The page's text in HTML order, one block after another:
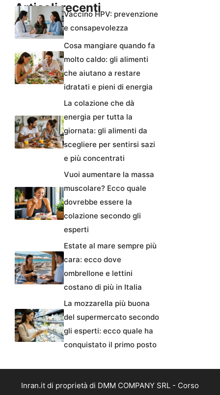
Articoli recentiVaccino HPV: prevenzione
e consapevolezza
Cosa mangiare quando fa
molto caldo: gli alimenti
che aiutano a restare
idratati e pieni di energia
La colazione che dà
energia per tutta la
giornata: gli alimenti da
scegliere per sentirsi sazi
e più concentrati
Vuoi aumentare la massa
muscolare? Ecco quale
dovrebbe essere la
colazione secondo gli
esperti
Estate al mare sempre più
cara: ecco dove
ombrellone e lettini
costano di più in Italia
La mozzarella più buona
del supermercato secondo
gli esperti: ecco quale ha
conquistato il primo posto
Inran.it di proprietà di DMM COMPANY SRL - Corso